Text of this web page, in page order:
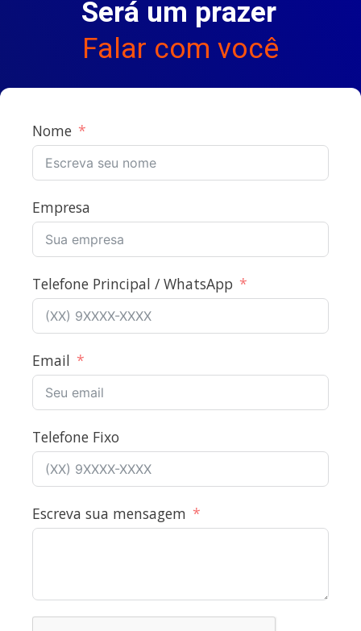
Será um prazer
Falar com você
Nome
Empresa
Telefone Principal / WhatsApp
Email
Telefone Fixo
Escreva sua mensagem